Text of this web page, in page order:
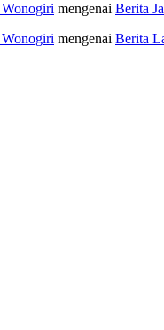
mengenai Berita
mengenai Berita